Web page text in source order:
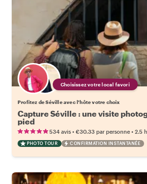
Choisissez votre local favori
Profitez de Séville avec l'hôte votre choix
Capture Séville : une visite
pied
534 avis • €30.33 par personne • 2.5
PHOTO TOUR CONFIRMATION INSTANTANÉE